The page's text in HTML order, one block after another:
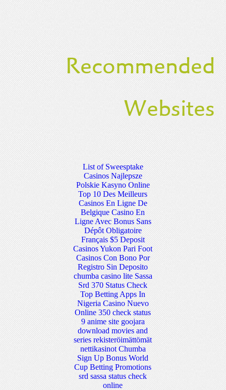
Recommended
Websites
List of Sweesptake
Casinos Najlepsze
Polskie Kasyno Online
Top 10 Des Meilleurs
Casinos En Ligne De
Belgique Casino En
Ligne Avec Bonus Sans
Dépôt Obligatoire
Français $5 Deposit
Casinos Yukon Pari Foot
Casinos Con Bono Por
Registro Sin Deposito
chumba casino lite Sassa
Srd 370 Status Check
Top Betting Apps In
Nigeria Casino Nuevo
Online 350 check status
9 anime site goojara
download movies and
series rekisteröimättömät
nettikasinot Chumba
Sign Up Bonus World
Cup Betting Promotions
srd sassa status check
online